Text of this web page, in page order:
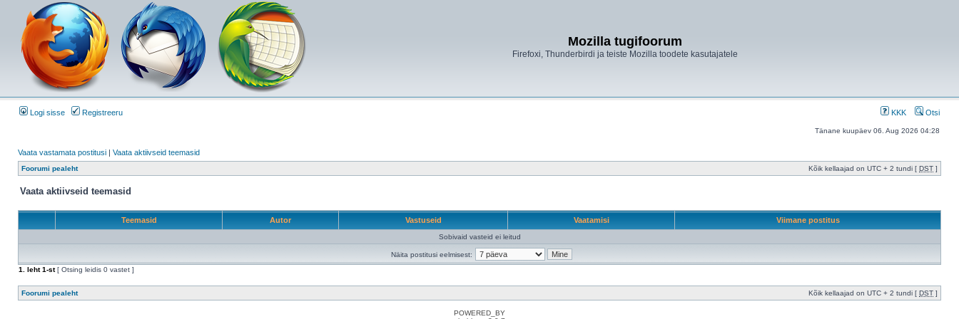
Mozilla tugifoorum
Firefoxi, Thunderbirdi ja teiste Mozilla toodete kasutajatele
Logi sisse Registreeru KKK Otsi
Tänane kuupäev 06. Aug 2026 04:28
Vaata vastamata postitusi | Vaata aktiivseid teemasid
Foorumi pealeht Kõik kellaajad on UTC + 2 tundi [ DST ]
Vaata aktiivseid teemasid
Teemasid Autor Vastuseid Vaatamisi Viimane postitus
Sobivaid vasteid ei leitud
Näita postitusi eelmisest:
1
. leht1-st[ Otsing leidis 0 vastet ]
Foorumi pealeht Kõik kellaajad on UTC + 2 tundi [ DST ]
POWERED_BY